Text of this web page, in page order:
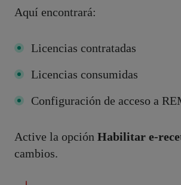
Aquí encontrará:
Licencias contratadas
Licencias consumidas
Configuración de acceso a
Active la opción Habilitar e-
cambios.